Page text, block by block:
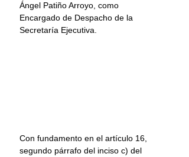
Ángel Patiño Arroyo, como
Encargado de Despacho de la
Secretaría Ejecutiva.
Con fundamento en el artículo 16,
segundo párrafo del inciso c) del